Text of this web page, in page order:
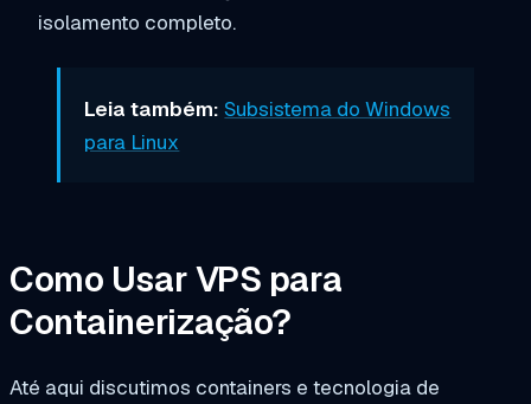
isolamento completo.
Leia também:Subsistema do Windows
para Linux
Como Usar VPS para
Containerização?
Até aqui discutimos containers e tecnologia de